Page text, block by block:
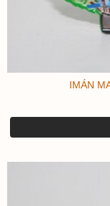
IMÁN